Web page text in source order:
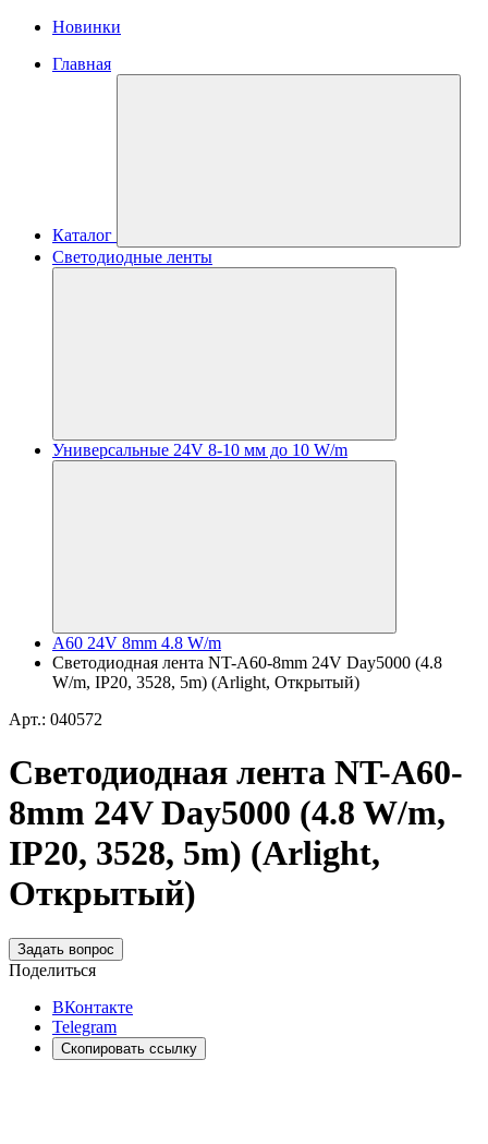
Новинки
Главная
Каталог
Светодиодные ленты
Универсальные 24V 8-10 мм до 10 W/m
A60 24V 8mm 4.8 W/m
Светодиодная лента NT-A60-8mm 24V Day5000 (4.8
W/m, IP20, 3528, 5m) (Arlight, Открытый)
Арт.: 040572
Светодиодная лента NT-A60-
8mm 24V Day5000 (4.8 W/m,
IP20, 3528, 5m) (Arlight,
Открытый)
Задать вопрос
Поделиться
ВКонтакте
Telegram
Скопировать ссылку